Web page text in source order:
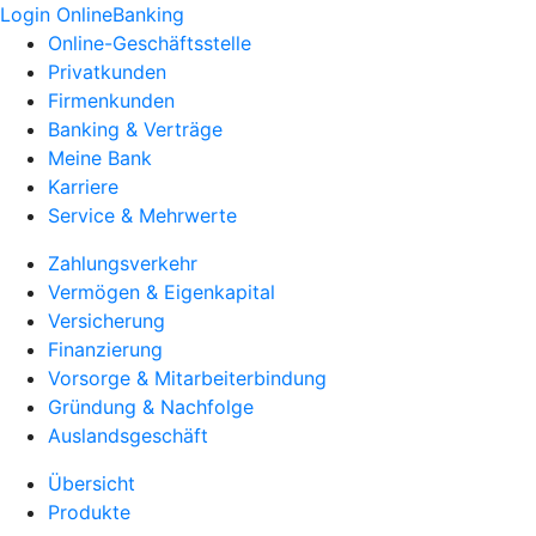
Login OnlineBanking
Online-Geschäftsstelle
Privatkunden
Firmenkunden
Banking & Verträge
Meine Bank
Karriere
Service & Mehrwerte
Zahlungsverkehr
Vermögen & Eigenkapital
Versicherung
Finanzierung
Vorsorge & Mitarbeiterbindung
Gründung & Nachfolge
Auslandsgeschäft
Übersicht
Produkte